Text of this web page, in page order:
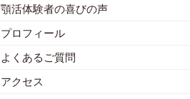
顎活体験者の喜びの声
プロフィール
よくあるご質問
アクセス